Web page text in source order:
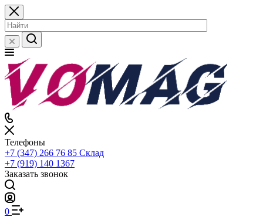
Телефоны
+7 (347) 266 76 85 Склад
+7 (919) 140 1367
Заказать звонок
0